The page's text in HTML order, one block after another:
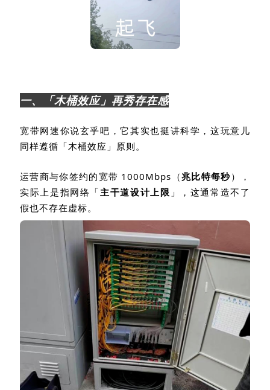
一、「木桶效应」再秀存在感
宽带网速你说玄乎吧，它其实也挺讲科学，这玩意儿
同样遵循「木桶效应」原则。
运营商与你签约的宽带 1000Mbps （兆比特每秒），
实际上是指网络「主干道设计上限 」，这通常造不了
假也不存在虚标。